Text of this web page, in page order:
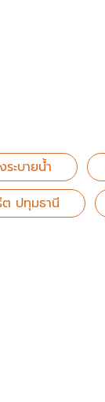
ะบายน้ำ
ปทุมธานี